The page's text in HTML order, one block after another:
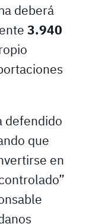
deberá
3.940
defendido
que
en